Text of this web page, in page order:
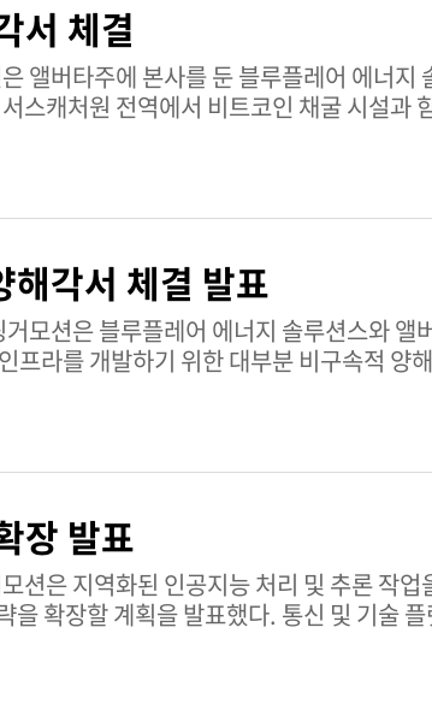
서 체결
스캐처원 전역에서 비트코인 채굴 시설과
각서 체결 발표
라를 개발하기 위한 대부분 비구속적 양
장 발표
확장할 계획을 발표했다. 통신 및 기술